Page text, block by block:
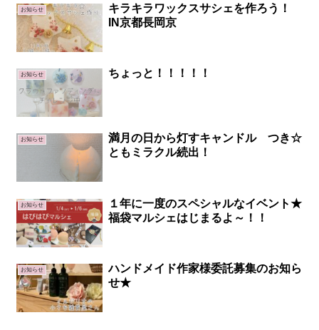
お知らせ
キラキラワックスサシェを作ろう！
IN京都長岡京
お知らせ ちょっと！！！！！
お知らせ
満月の日から灯すキャンドル つき☆
ともミラクル続出！
お知らせ
１年に一度のスペシャルなイベント★
福袋マルシェはじまるよ～！！
お知らせ
ハンドメイド作家様委託募集のお知ら
せ★